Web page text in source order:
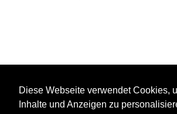
Diese Webseite verwendet Cookies,
Inhalte und Anzeigen zu